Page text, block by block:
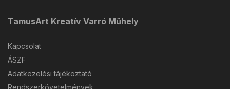
TamusArt Kreatív Varró Műhely
Kapcsolat
ÁSZF
Adatkezelési tájékoztató
Rendszerkövetelmények